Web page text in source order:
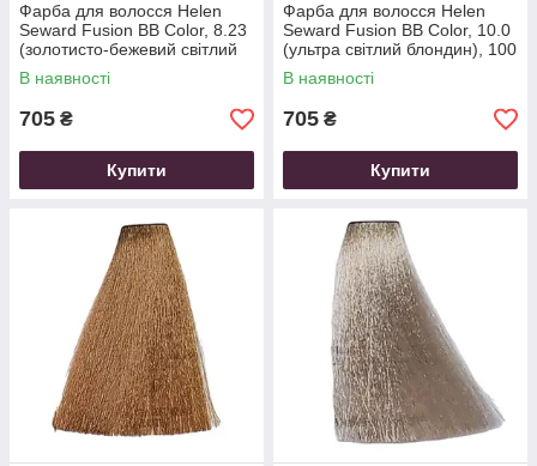
Фарба для волосся Helen
Seward Fusion BB Color, 8.23
(золотисто-бежевий світлий
блондин), 100 мл
В наявності
705 ₴
Купити
Фарба для волосся Helen
Seward Fusion BB Color, 10.0
(ультра світлий блондин), 100
мл
В наявності
705 ₴
Купити